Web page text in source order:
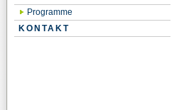
Programme
KONTAKT